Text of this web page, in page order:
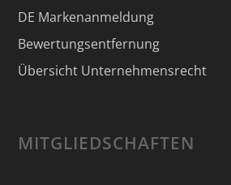
DE Markenanmeldung
Bewertungsentfernung
Übersicht Unternehmensrecht
MITGLIEDSCHAFTEN